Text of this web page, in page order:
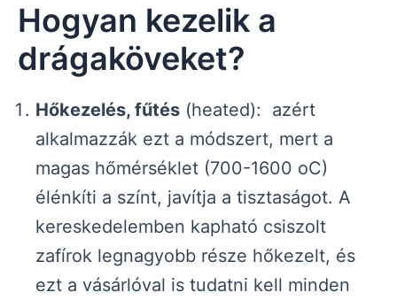
Hogyan kezelik a
drágaköveket?
Hőkezelés, fűtés (heated): azért
alkalmazzák ezt a módszert, mert a
magas hőmérséklet (700-1600 oC)
élénkíti a színt, javítja a tisztaságot. A
kereskedelemben kapható csiszolt
zafírok legnagyobb része hőkezelt, és
ezt a vásárlóval is tudatni kell minden